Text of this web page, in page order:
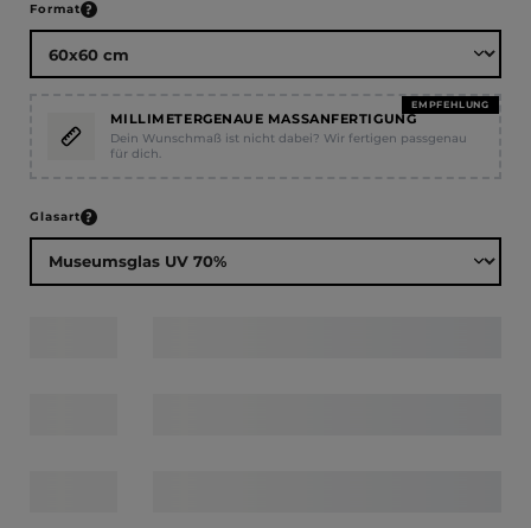
Formatauswählen
EMPFEHLUNG
MILLIMETERGENAUE MASSANFERTIGUNG
Dein Wunschmaß ist nicht dabei? Wir fertigen passgenau
für dich.
Glasartauswählen